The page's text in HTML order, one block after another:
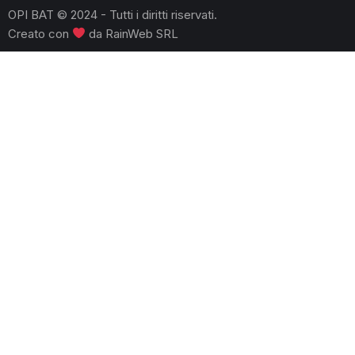
OPI BAT © 2024 - Tutti i diritti riservati.
Creato con
da RainWeb SRL